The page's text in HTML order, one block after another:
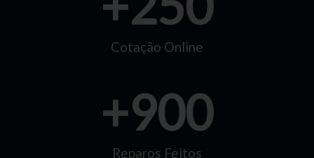
Cotação Online
Reparos Feitos
+900